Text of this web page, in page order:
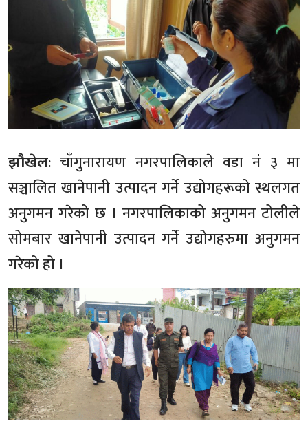
झौखेल: चाँगुनारायण नगरपालिकाले वडा नंं ३ मा
सञ्चालित खानेपानी उत्पादन गर्ने उद्योगहरूको स्थलगत
अनुगमन गरेको छ । नगरपालिकाको अनुगमन टोलीले
सोमबार खानेपानी उत्पादन गर्ने उद्योगहरुमा अनुगमन
गरेको हो ।